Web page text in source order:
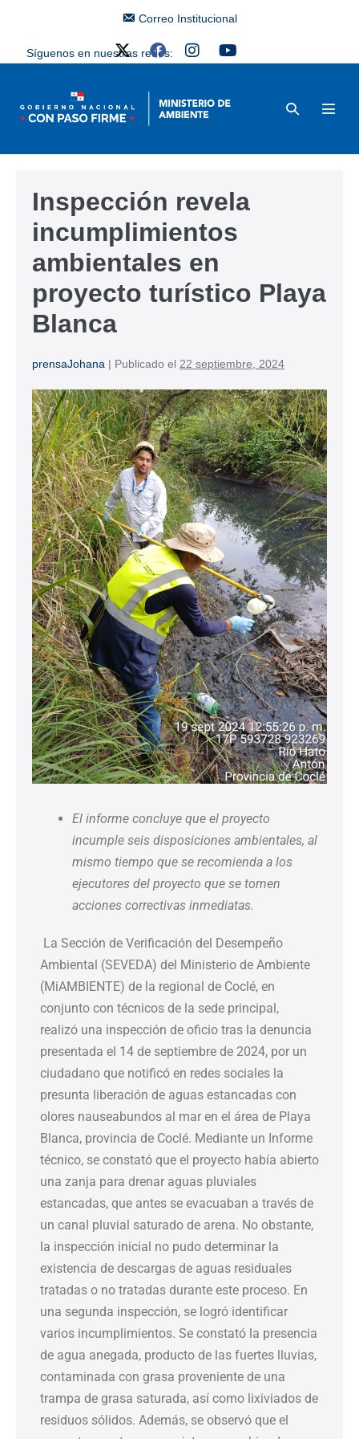
Correo Institucional
Síguenos en nuestras redes:
Inspección revela
incumplimientos
ambientales en
proyecto turístico Playa
Blanca
prensaJohana | Publicado el 22 septiembre, 2024
El informe concluye que el proyecto
incumple seis disposiciones ambientales, al
mismo tiempo que se recomienda a los
ejecutores del proyecto que se tomen
acciones correctivas inmediatas.
La Sección de Verificación del Desempeño
Ambiental (SEVEDA) del Ministerio de Ambiente
(MiAMBIENTE) de la regional de Coclé, en
conjunto con técnicos de la sede principal,
realizó una inspección de oficio tras la denuncia
presentada el 14 de septiembre de 2024, por un
ciudadano que notificó en redes sociales la
presunta liberación de aguas estancadas con
olores nauseabundos al mar en el área de Playa
Blanca, provincia de Coclé. Mediante un Informe
técnico, se constató que el proyecto había abierto
una zanja para drenar aguas pluviales
estancadas, que antes se evacuaban a través de
un canal pluvial saturado de arena. No obstante,
la inspección inicial no pudo determinar la
existencia de descargas de aguas residuales
tratadas o no tratadas durante este proceso. En
una segunda inspección, se logró identificar
varios incumplimientos. Se constató la presencia
de agua anegada, producto de las fuertes lluvias,
contaminada con grasa proveniente de una
trampa de grasa saturada, así como lixiviados de
residuos sólidos. Además, se observó que el